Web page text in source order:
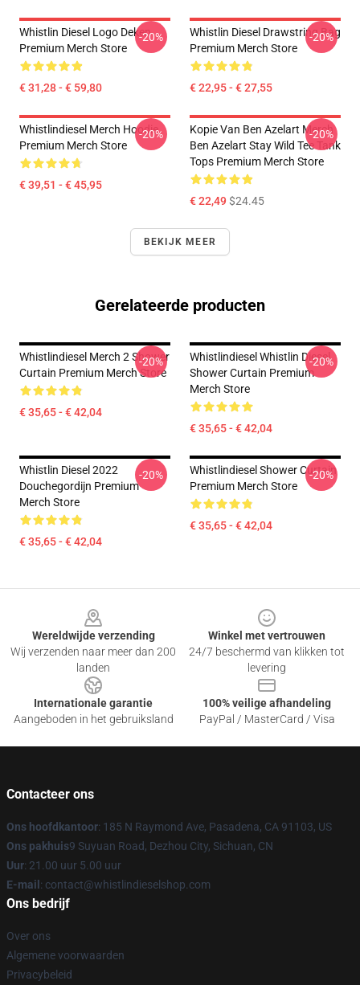
Whistlin Diesel Logo Deken
Premium Merch Store
€ 31,28 - € 59,80
-20%
Whistlin Diesel Drawstring Bag
Premium Merch Store
€ 22,95 - € 27,55
-20%
Whistlindiesel Merch Hoodie
Premium Merch Store
€ 39,51 - € 45,95
-20%
Kopie Van Ben Azelart Merch
Ben Azelart Stay Wild Tee Tank
Tops Premium Merch Store
€ 22,49$24.45
-20%
BEKIJK MEER
Gerelateerde producten
Whistlindiesel Merch 2 Shower
Curtain Premium Merch Store
€ 35,65 - € 42,04
-20%
Whistlindiesel Whistlin Diesel
Shower Curtain Premium
Merch Store
€ 35,65 - € 42,04
-20%
Whistlin Diesel 2022
Douchegordijn Premium
Merch Store
€ 35,65 - € 42,04
-20%
Whistlindiesel Shower Curtain
Premium Merch Store
€ 35,65 - € 42,04
-20%
Wereldwijde verzending
Wij verzenden naar meer dan 200
landen
Winkel met vertrouwen
24/7 beschermd van klikken tot
levering
Internationale garantie
Aangeboden in het gebruiksland
100% veilige afhandeling
PayPal / MasterCard / Visa
Contacteer ons
Ons hoofdkantoor: 185 N Raymond Ave, Pasadena, CA 91103, US
Ons pakhuis9 Suyuan Road, Dezhou City, Sichuan, CN
Uur: 21.00 uur 5.00 uur
E-mail : contact@whistlindieselshop.com
Ons bedrijf
Over ons
Algemene voorwaarden
Privacybeleid